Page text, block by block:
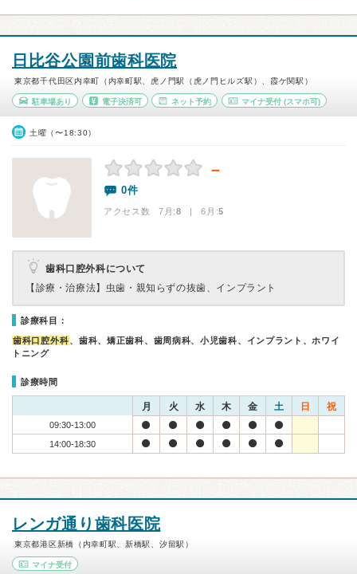
日比谷公園前歯科医院
東京都千代田区内幸町（内幸町駅、虎ノ門駅（虎ノ門ヒルズ駅）、霞ケ関駅）
駐車場あり 電子決済可 ネット予約 マイナ受付 (スマホ可)
土曜（〜18:30）
－
0件
アクセス数 7月:8 | 6月:5
歯科口腔外科について
【診療・治療法】 虫歯・親知らずの抜歯、インプラント
診療科目：
歯科口腔外科、歯科、矯正歯科、歯周病科、小児歯科、インプラント、ホワイ
トニング
診療時間
月 火 水 木 金 土 日 祝
09:30-13:00
14:00-18:30
レンガ通り歯科医院
東京都港区新橋（内幸町駅、新橋駅、汐留駅）
マイナ受付